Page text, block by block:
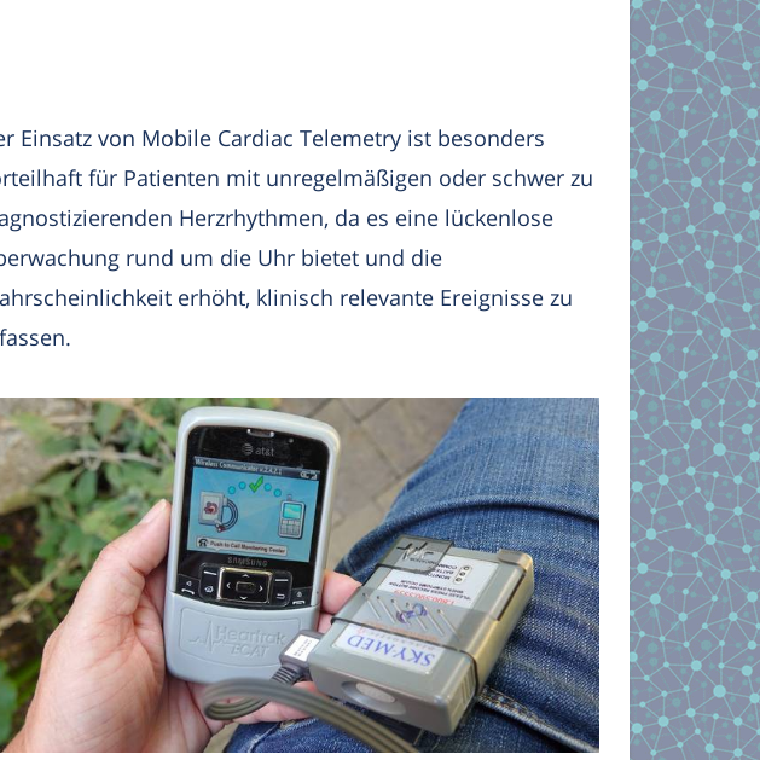
Einsatz von Mobile Cardiac Telemetry ist besonders
für Patienten mit unregelmäßigen oder schwer zu
Herzrhythmen, da es eine lückenlose
rund um die Uhr bietet und die
erhöht, klinisch relevante Ereignisse zu